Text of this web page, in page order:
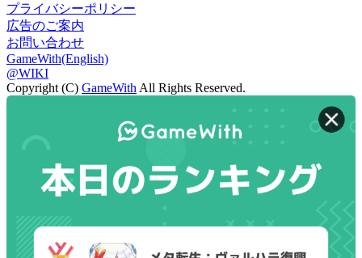
プライバシーポリシー
広告のご案内
お問い合わせ
GameWith(English)
@WIKI
Copyright (C) GameWith All Rights Reserved.